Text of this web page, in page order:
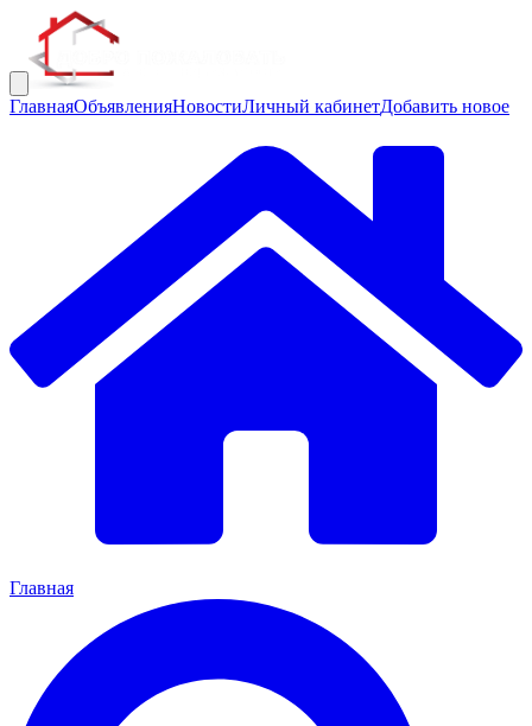
ГлавнаяОбъявленияНовостиЛичный кабинетДобавить новое
Главная